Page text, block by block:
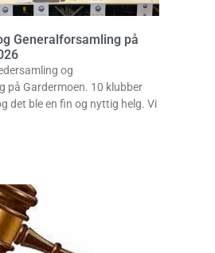
Generalforsamling på
og
på Gardermoen. 10 klubber
det ble en fin og nyttig helg. Vi